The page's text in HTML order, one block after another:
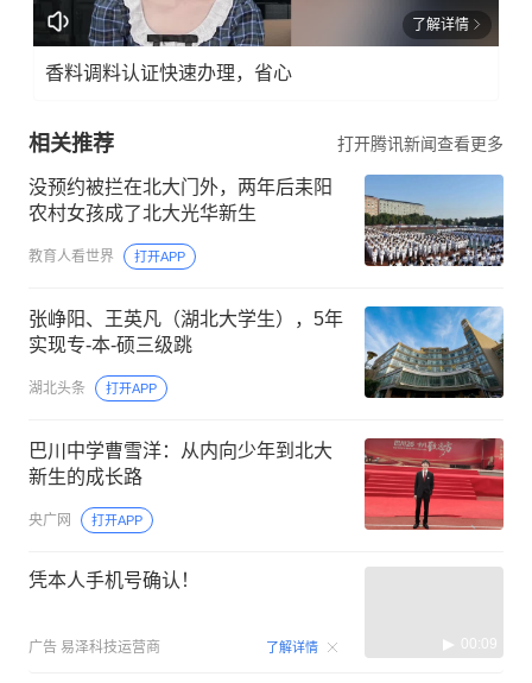
了解详情
香料调料认证快速办理，省心
相关推荐 打开腾讯新闻查看更多
没预约被拦在北大门外，两年后耒阳
农村女孩成了北大光华新生
教育人看世界 打开APP
张峥阳、王英凡（湖北大学生），5年
实现专-本-硕三级跳
湖北头条 打开APP
巴川中学曹雪洋：从内向少年到北大
新生的成长路
央广网 打开APP
凭本人手机号确认！
广告 易泽科技运营商 了解详情 00:09